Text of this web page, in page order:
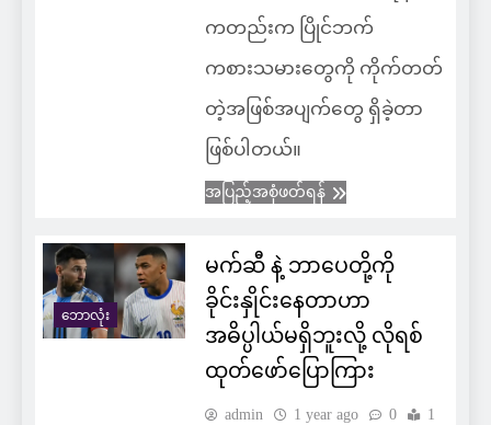
ကတည်းက ပြိုင်ဘက်
ကစားသမားတွေကို ကိုက်တတ်
တဲ့အဖြစ်အပျက်တွေ ရှိခဲ့တာ
ဖြစ်ပါတယ်။
အပြည့်အစုံဖတ်ရန်
ဘောလုံး
မက်ဆီ နဲ့ ဘာပေတို့ကို
ခိုင်းနှိုင်းနေတာဟာ
အဓိပ္ပါယ်မရှိဘူးလို့ လိုရစ်
ထုတ်ဖော်ပြောကြား
admin 1 year ago 0
1